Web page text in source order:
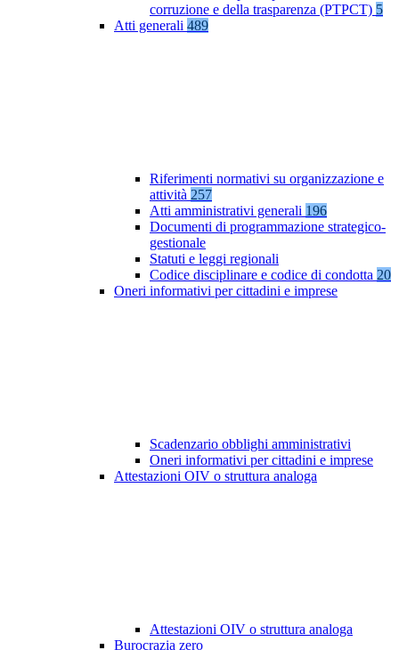
corruzione e della trasparenza (PTPCT) 5
Atti generali 489
Riferimenti normativi su organizzazione e
attività 257
Atti amministrativi generali 196
Documenti di programmazione strategico-
gestionale
Statuti e leggi regionali
Codice disciplinare e codice di condotta 20
Oneri informativi per cittadini e imprese
Scadenzario obblighi amministrativi
Oneri informativi per cittadini e imprese
Attestazioni OIV o struttura analoga
Attestazioni OIV o struttura analoga
Burocrazia zero